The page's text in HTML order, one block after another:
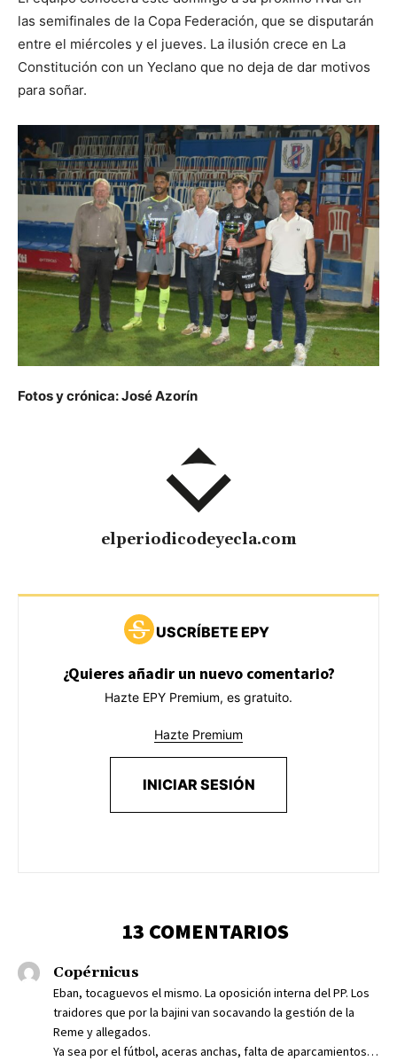
las semifinales de la Copa Federación, que se disputarán
entre el miércoles y el jueves. La ilusión crece en La
Constitución con un Yeclano que no deja de dar motivos
para soñar.
Fotos y crónica: José Azorín
elperiodicodeyecla.com
USCRÍBETE EPY
¿Quieres añadir un nuevo comentario?
Hazte EPY Premium, es gratuito.
Hazte Premium
INICIAR SESIÓN
13 COMENTARIOS
Copérnicus
Eban, tocaguevos el mismo. La oposición interna del PP. Los
traidores que por la bajini van socavando la gestión de la
Reme y allegados.
Ya sea por el fútbol, aceras anchas, falta de aparcamientos…